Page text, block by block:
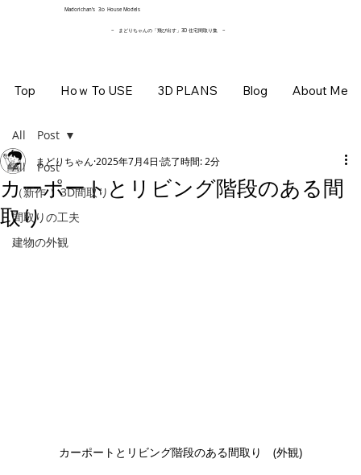
​Madorichan’s 3Ｄ House Models
Top Hoｗ To USE 3D PLANS Blog About Me
~ まどりちゃんの「飛び出す」3D 住宅間取り集 ~
All Post
（新作 ）3D間取り
間取りの工夫
建物の外観
All Post
カーポートとリビング階段のある間
取り
まどりちゃん 2025年7月4日 読了時間: 2分
カーポートとリビング階段のある間取り　(外観)